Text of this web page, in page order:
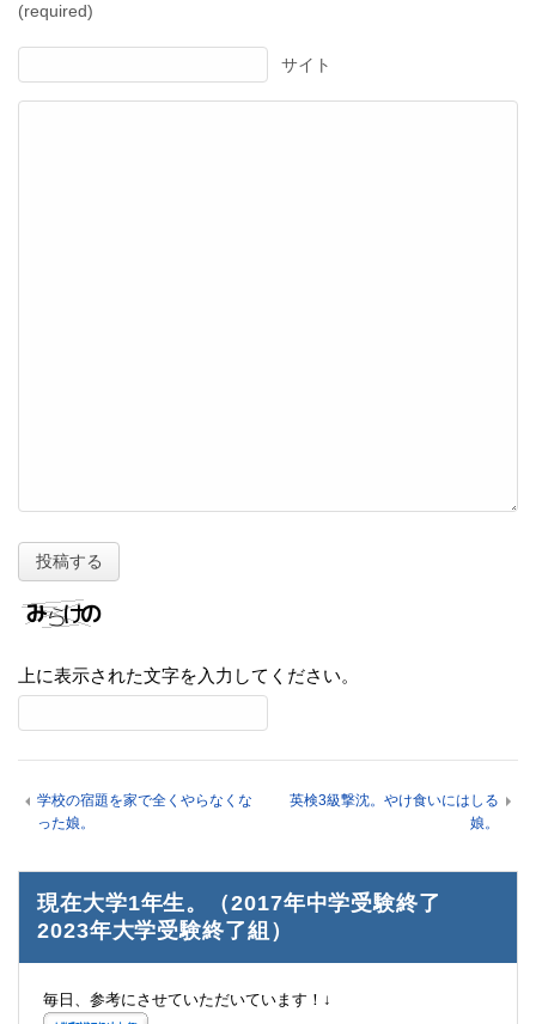
(required)
サイト
上に表示された文字を入力してください。
学校の宿題を家で全くやらなくな
った娘。
英検3級撃沈。やけ食いにはしる
娘。
現在大学1年生。（2017年中学受験終了
2023年大学受験終了組）
毎日、参考にさせていただいています！↓